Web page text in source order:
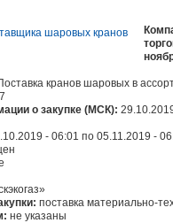
кранов шаровых в
о закупке (МСК):
- 06:01 по 05.11.2019 -
поставка материально-
не указаны